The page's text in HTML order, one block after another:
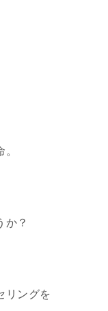
か？
リングを